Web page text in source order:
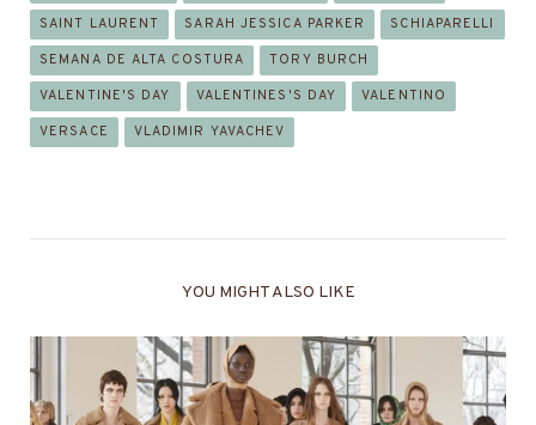
SAINT LAURENT SARAH JESSICA PARKER SCHIAPARELLI
SEMANA DE ALTA COSTURA TORY BURCH
VALENTINE'S DAY VALENTINES'S DAY VALENTINO
VERSACE VLADIMIR YAVACHEV
YOU MIGHT ALSO LIKE